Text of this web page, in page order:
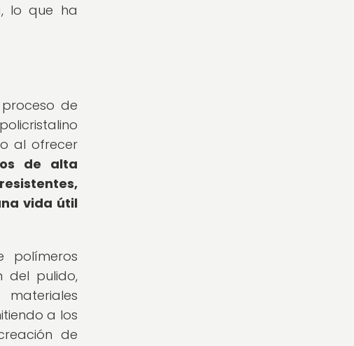
lo que ha
de
al ofrecer
de alta
vida útil
polímeros
del pulido,
a los
de